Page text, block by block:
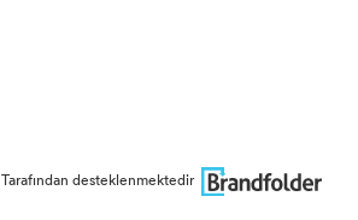
Tarafından desteklenmektedir